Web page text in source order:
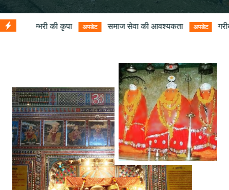
अपडेट समाज सेवा की आवश्यकता अपडेट गरीबों की सहायता अपडेट